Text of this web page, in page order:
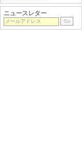
ニュースレター